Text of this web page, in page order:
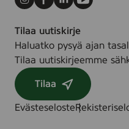
Instagram
Facebook
LinkedInYoutube
Tilaa uutiskirje
Haluatko pysyä ajan
Tilaa uutiskirjeemme
Tilaa
Evästeseloste